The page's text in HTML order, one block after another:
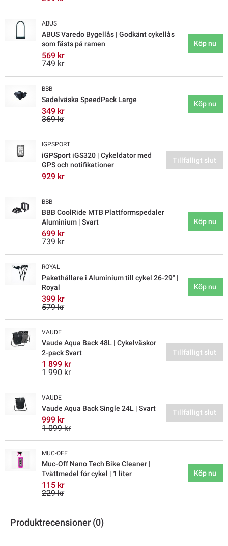
ABUS
ABUS Varedo Bygellås | Godkänt cykellås
som fästs på ramen
569 kr
749 kr
Köp nu
BBB
Sadelväska SpeedPack Large
349 kr
369 kr
Köp nu
IGPSPORT
iGPSport iGS320 | Cykeldator med
GPS och notifikationer
929 kr
Tillfälligt slut
BBB
BBB CoolRide MTB Plattformspedaler
Aluminium | Svart
699 kr
739 kr
Köp nu
ROYAL
Pakethållare i Aluminium till cykel 26-29" |
Royal
399 kr
579 kr
Köp nu
VAUDE
Vaude Aqua Back 48L | Cykelväskor
2-pack Svart
1 899 kr
1 990 kr
Tillfälligt slut
VAUDE
Vaude Aqua Back Single 24L | Svart
999 kr
1 099 kr
Tillfälligt slut
MUC-OFF
Muc-Off Nano Tech Bike Cleaner |
Tvättmedel för cykel | 1 liter
115 kr
229 kr
Köp nu
Produktrecensioner (0)